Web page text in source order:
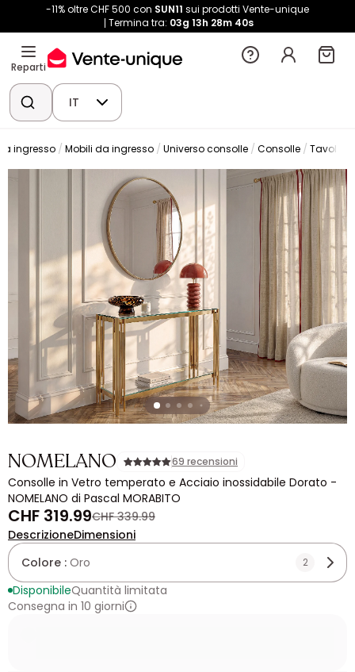
-11% oltre CHF 500 con SUN11 sui prodotti Vente-unique
Termina tra: 03g 13h 28m 39s
Reparti
IT
ingresso Mobili da ingresso Universo consolle Consolle Tavolo
NOMELANO 69 recensioni
Consolle in Vetro temperato e Acciaio inossidabile Dorato -
NOMELANO di Pascal MORABITO
CHF 319.99CHF 339.99
DescrizioneDimensioni
Colore : Oro 2
DisponibileQuantità limitata
Consegna in 10 giorni